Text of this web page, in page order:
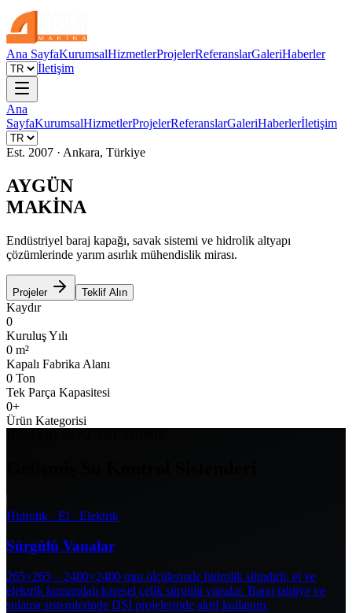
Ana SayfaKurumsalHizmetlerProjelerReferanslarGaleriHaberler
İletişim
Ana
SayfaKurumsalHizmetlerProjelerReferanslarGaleriHaberlerİletişim
Est. 2007 · Ankara, Türkiye
AYGÜN
MAKİNA
Endüstriyel baraj kapağı, savak sistemi ve hidrolik altyapı
çözümlerinde yarım asırlık mühendislik mirası.
Projeler Teklif Alın
Kaydır
0
Kuruluş Yılı
0 m²
Kapalı Fabrika Alanı
0 Ton
Tek Parça Kapasitesi
0+
Ürün Kategorisi
Hidrolik · El · Elektrik
Sürgülü Vanalar
265×265 – 2400×2400 mm ölçülerinde hidrolik silindirli, el ve
elektrik kumandalı karesel çelik sürgülü vanalar. Baraj tahliye ve
sulama sistemlerinde DSİ projelerinde aktif kullanım.